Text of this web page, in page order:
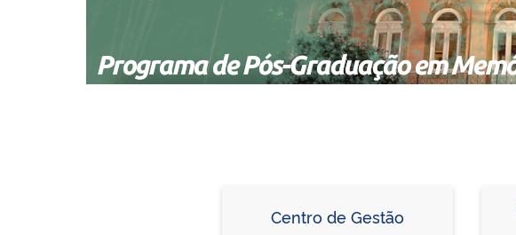
Centro de Gestão